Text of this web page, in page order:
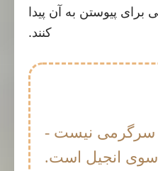
برای پیوستن به آن پیدا
کنند.
سرگرمی نیست -
سوی انجیل است.